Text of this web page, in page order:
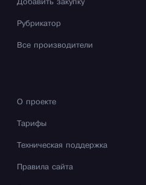
Добавить закупку
Рубрикатор
Все производители
О проекте
Тарифы
Техническая поддержка
Правила сайта